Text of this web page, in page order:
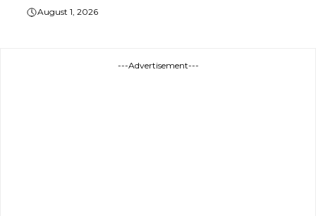
August 1, 2026
---Advertisement---